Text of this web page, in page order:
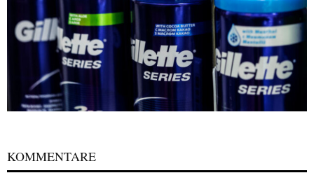
KOMMENTARE